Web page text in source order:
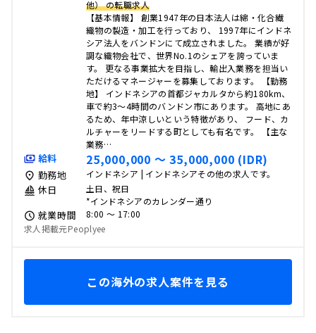
他） の転職求人
【基本情報】 創業1947年の日本法人は綿・化合繊
織物の製造・加工を行っており、 1997年にインドネ
シア法人をバンドンにて成立されました。 業績が好
調な織物会社で、世界No.1のシェアを誇っていま
す。 更なる事業拡大を目指し、輸出入業務を担当い
ただけるマネージャーを募集しております。 【勤務
地】 インドネシアの首都ジャカルタから約180km、
車で約3〜4時間のバンドン市にあります。 高地にあ
るため、年中涼しいという特徴があり、 フード、カ
ルチャーをリードする町としても有名です。 【主な
業務…
給料 25,000,000 〜 35,000,000 (IDR)
勤務地 インドネシア | インドネシアその他の求人です。
休日
土日、祝日
*インドネシアのカレンダー通り
就業時間
8:00 〜 17:00
求人掲載元Peoplyee
この海外の求人案件を見る